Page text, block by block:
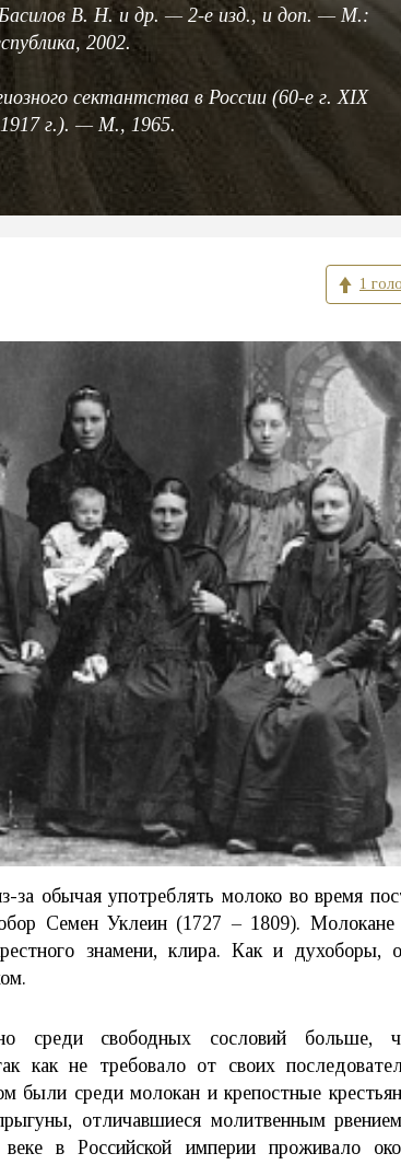
В. Н. и др. — 2-е изд., и доп. — М.:
2002.
сектантства в России (60-е г. XIX
г.). — М., 1965.
1
за обычая употреблять молоко во время
Семен Уклеин (1727 – 1809). Молокане
знамени, клира. Как и духоборы,
среди свободных сословий больше,
как не требовало от своих
были среди молокан и крепостные
отличавшиеся молитвенным
в Российской империи проживало